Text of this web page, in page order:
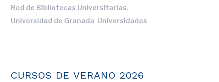
Red de Bibliotecas Universitarias,
Universidad de Granada, Universidades
CURSOS DE VERANO 2026